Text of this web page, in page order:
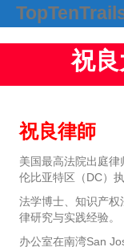
祝
祝良律師
美国最高法院出庭
伦比亚特区（DC）执
法学博士、知识产
律研究与实践经验。
办公室在南湾San